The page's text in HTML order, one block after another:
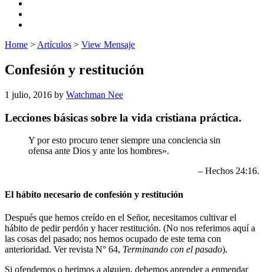
Home > Artículos > View Mensaje
Confesión y restitución
1 julio, 2016 by Watchman Nee
Lecciones básicas sobre la vida cristiana práctica.
Y por esto procuro tener siempre una conciencia sin
ofensa ante Dios y ante los hombres».
– Hechos 24:16.
El hábito necesario de confesión y restitución
Después que hemos creído en el Señor, necesitamos cultivar el
hábito de pedir perdón y hacer restitución. (No nos referimos aquí a
las cosas del pasado; nos hemos ocupado de este tema con
anterioridad. Ver revista N° 64, Terminando con el pasado).
Si ofendemos o herimos a alguien, debemos aprender a enmendar